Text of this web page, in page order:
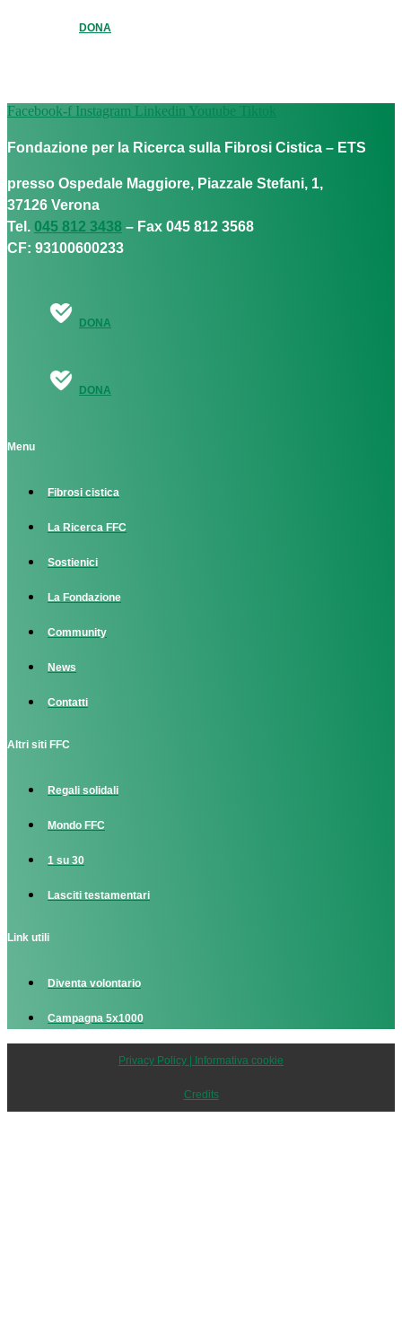
DONA
Facebook-f Instagram Linkedin Youtube Tiktok
Fondazione per la Ricerca sulla Fibrosi Cistica – ETS
presso Ospedale Maggiore, Piazzale Stefani, 1,
37126 Verona
Tel. 045 812 3438 – Fax 045 812 3568
CF: 93100600233
DONA
DONA
Menu
Fibrosi cistica
La Ricerca FFC
Sostienici
La Fondazione
Community
News
Contatti
Altri siti FFC
Regali solidali
Mondo FFC
1 su 30
Lasciti testamentari
Link utili
Diventa volontario
Campagna 5x1000
Privacy Policy | Informativa cookie
Credits